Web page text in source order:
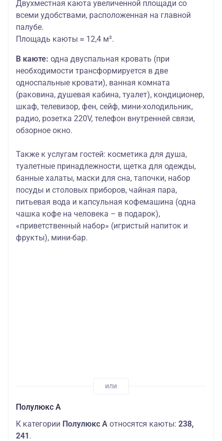
Двухместная каюта увеличенной площади со
всеми удобствами, расположенная на главной
палубе.
Площадь каюты ≈ 12,4 м².
В каюте: одна двуспальная кровать (при
необходимости трансформируется в две
односпальные кровати), ванная комната
(раковина, душевая кабина, туалет), кондиционер,
шкаф, телевизор, фен, сейф, мини-холодильник,
радио, розетка 220V, телефон внутренней связи,
обзорное окно.
Также к услугам гостей: косметика для душа,
туалетные принадлежности, щетка для одежды,
банные халаты, маски для сна, тапочки, набор
посуды и столовых приборов, чайная пара,
питьевая вода и капсульная кофемашина (одна
чашка кофе на человека – в подарок),
«приветственный набор» (игристый напиток и
фрукты), мини-бар.
Полулюкс А
К категории Полулюкс А относятся каюты: 238,
241.